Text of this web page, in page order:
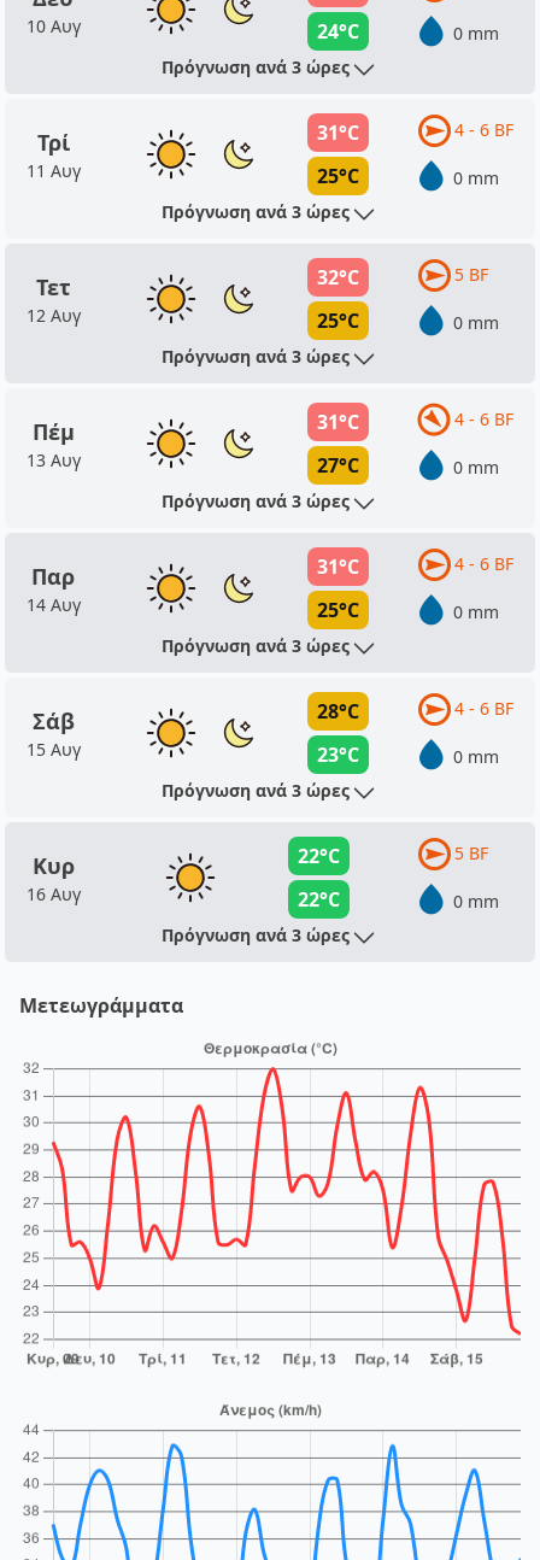
10 Αυγ
24°C
0 mm
Πρόγνωση ανά 3 ώρες
Τρί
11 Αυγ
31°C
25°C
4 - 6 BF
0 mm
Πρόγνωση ανά 3 ώρες
Τετ
12 Αυγ
32°C
25°C
5 BF
0 mm
Πρόγνωση ανά 3 ώρες
Πέμ
13 Αυγ
31°C
27°C
4 - 6 BF
0 mm
Πρόγνωση ανά 3 ώρες
Παρ
14 Αυγ
31°C
25°C
4 - 6 BF
0 mm
Πρόγνωση ανά 3 ώρες
Σάβ
15 Αυγ
28°C
23°C
4 - 6 BF
0 mm
Πρόγνωση ανά 3 ώρες
Κυρ
16 Αυγ
22°C
22°C
5 BF
0 mm
Πρόγνωση ανά 3 ώρες
Μετεωγράμματα